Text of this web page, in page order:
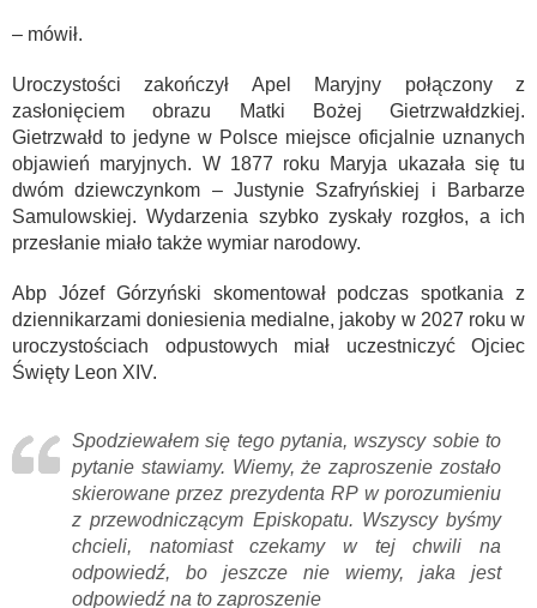
– mówił.
Uroczystości zakończył Apel Maryjny połączony z
zasłonięciem obrazu Matki Bożej Gietrzwałdzkiej.
Gietrzwałd to jedyne w Polsce miejsce oficjalnie uznanych
objawień maryjnych. W 1877 roku Maryja ukazała się tu
dwóm dziewczynkom – Justynie Szafryńskiej i Barbarze
Samulowskiej. Wydarzenia szybko zyskały rozgłos, a ich
przesłanie miało także wymiar narodowy.
Abp Józef Górzyński skomentował podczas spotkania z
dziennikarzami doniesienia medialne, jakoby w 2027 roku w
uroczystościach odpustowych miał uczestniczyć Ojciec
Święty Leon XIV.
Spodziewałem się tego pytania, wszyscy sobie to
pytanie stawiamy. Wiemy, że zaproszenie zostało
skierowane przez prezydenta RP w porozumieniu
z przewodniczącym Episkopatu. Wszyscy byśmy
chcieli, natomiast czekamy w tej chwili na
odpowiedź, bo jeszcze nie wiemy, jaka jest
odpowiedź na to zaproszenie